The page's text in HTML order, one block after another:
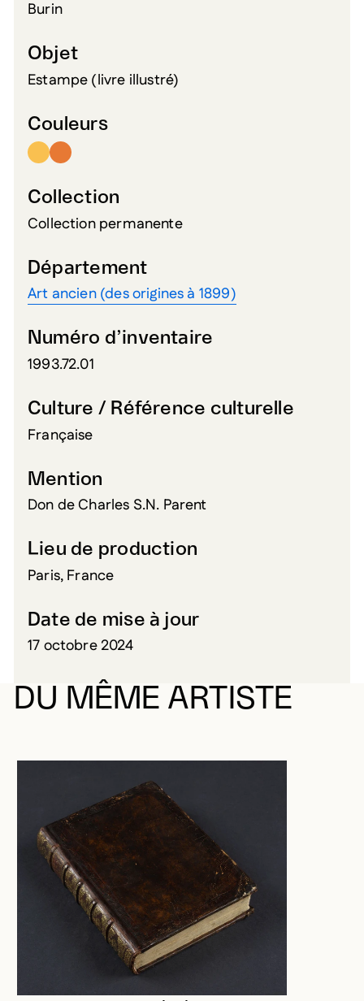
Burin
Objet
Estampe (livre illustré)
Couleurs
Collection
Collection permanente
Département
Art ancien (des origines à 1899)
Numéro d’inventaire
1993.72.01
Culture / Référence culturelle
Française
Mention
Don de Charles S.N. Parent
Lieu de production
Paris, France
Date de mise à jour
17 octobre 2024
DU MÊME ARTISTE